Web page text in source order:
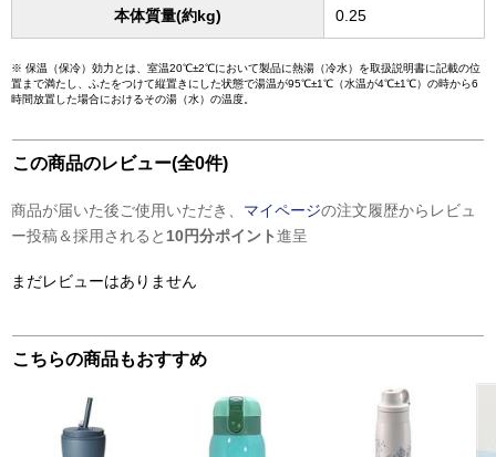
本体質量(約kg) 0.25
※ 保温（保冷）効力とは、室温20℃±2℃において製品に熱湯（冷水）を取扱説明書に記載の位
置まで満たし、ふたをつけて縦置きにした状態で湯温が95℃±1℃（水温が4℃±1℃）の時から6
時間放置した場合におけるその湯（水）の温度。
この商品のレビュー(全0件)
商品が届いた後ご使用いただき、 マイページの注文履歴からレビュ
ー投稿＆採用されると 10円分ポイント進呈
まだレビューはありません
こちらの商品もおすすめ